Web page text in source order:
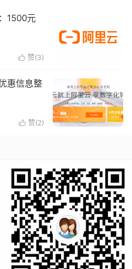
1500元
 赞(3)
惠信息整
 赞(2)